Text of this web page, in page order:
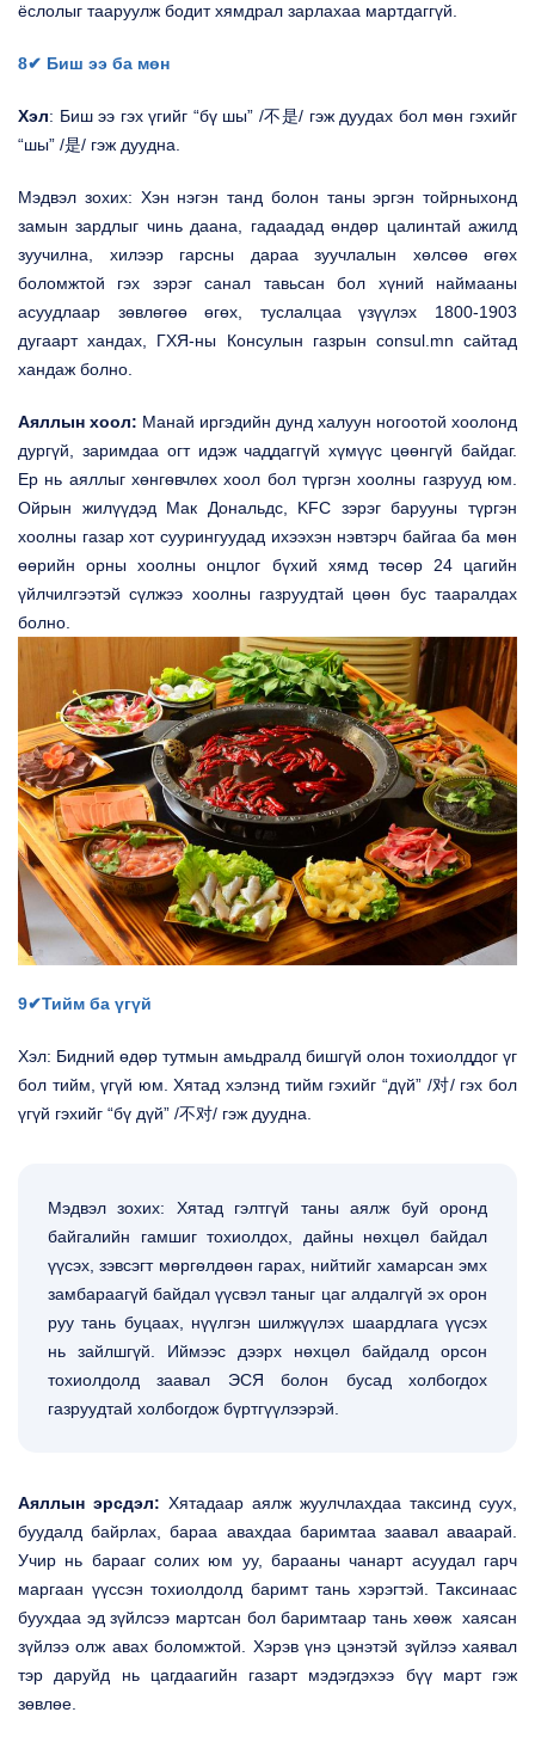
ёслолыг тааруулж бодит хямдрал зарлахаа мартдаггүй.
8✔ Биш ээ ба мөн
Хэл: Биш ээ гэх үгийг “бү шы” /不是/ гэж дуудах бол мөн гэхийг
“шы” /是/ гэж дуудна.
Мэдвэл зохих: Хэн нэгэн танд болон таны эргэн тойрныхонд
замын зардлыг чинь даана, гадаадад өндөр цалинтай ажилд
зуучилна, хилээр гарсны дараа зуучлалын хөлсөө өгөх
боломжтой гэх зэрэг санал тавьсан бол хүний наймааны
асуудлаар зөвлөгөө өгөх, туслалцаа үзүүлэх 1800-1903
дугаарт хандах, ГХЯ-ны Консулын газрын consul.mn сайтад
хандаж болно.
Аяллын хоол: Манай иргэдийн дунд халуун ногоотой хоолонд
дургүй, заримдаа огт идэж чаддаггүй хүмүүс цөөнгүй байдаг.
Ер нь аяллыг хөнгөвчлөх хоол бол түргэн хоолны газрууд юм.
Ойрын жилүүдэд Maк Дональдс, KFC зэрэг барууны түргэн
хоолны газар хот суурингуудад ихээхэн нэвтэрч байгаа ба мөн
өөрийн орны хоолны онцлог бүхий хямд төсөр 24 цагийн
үйлчилгээтэй сүлжээ хоолны газруудтай цөөн бус тааралдах
болно.
9✔Тийм ба үгүй
Хэл: Бидний өдөр тутмын амьдралд бишгүй олон тохиолддог үг
бол тийм, үгүй юм. Хятад хэлэнд тийм гэхийг “дүй” /对/ гэх бол
үгүй гэхийг “бү дүй” /不对/ гэж дуудна.
Мэдвэл зохих: Хятад гэлтгүй таны аялж буй оронд
байгалийн гамшиг тохиолдох, дайны нөхцөл байдал
үүсэх, зэвсэгт мөргөлдөөн гарах, нийтийг хамарсан эмх
замбараагүй байдал үүсвэл таныг цаг алдалгүй эх орон
руу тань буцаах, нүүлгэн шилжүүлэх шаардлага үүсэх
нь зайлшгүй. Иймээс дээрх нөхцөл байдалд орсон
тохиолдолд заавал ЭСЯ болон бусад холбогдох
газруудтай холбогдож бүртгүүлээрэй.
Аяллын эрсдэл: Хятадаар аялж жуулчлахдаа таксинд суух,
буудалд байрлах, бараа авахдаа баримтаа заавал аваарай.
Учир нь барааг солих юм уу, барааны чанарт асуудал гарч
маргаан үүссэн тохиолдолд баримт тань хэрэгтэй. Таксинаас
буухдаа эд зүйлсээ мартсан бол баримтаар тань хөөж хаясан
зүйлээ олж авах боломжтой. Хэрэв үнэ цэнэтэй зүйлээ хаявал
тэр даруйд нь цагдаагийн газарт мэдэгдэхээ бүү март гэж
зөвлөе.